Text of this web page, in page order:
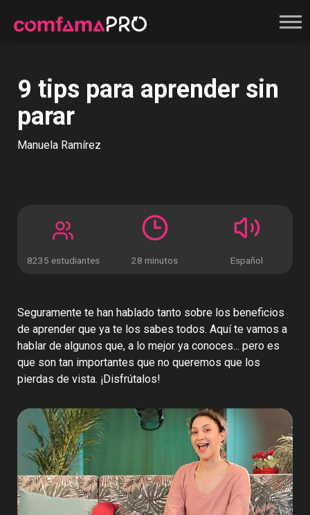
9 tips para aprender sin
parar
Manuela Ramírez
8235 estudiantes 28 minutos Español
Seguramente te han hablado tanto sobre los beneficios
de aprender que ya te los sabes todos. Aquí te vamos a
hablar de algunos que, a lo mejor ya conoces... pero es
que son tan importantes que no queremos que los
pierdas de vista. ¡Disfrútalos!